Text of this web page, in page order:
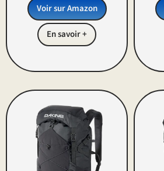
Voir sur Amazon
En savoir +